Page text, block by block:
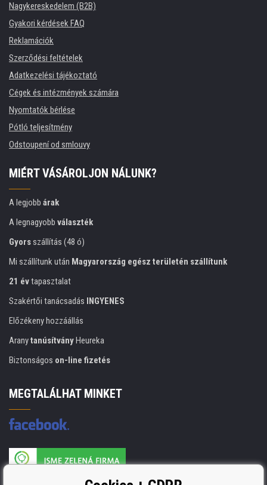
Nagykereskedelem (B2B)
Gyakori kérdések FAQ
Reklamációk
Szerződési feltételek
Adatkezelési tájékoztató
Cégek és intézmények számára
Nyomtatók bérlése
Pótló teljesítmény
Odstoupení od smlouvy
MIÉRT VÁSÁROLJON NÁLUNK?
A legjobb árak
A legnagyobb választék
Gyorsszállítás (48 ó)
Mi szállítunk után Magyarország egész területén szállítunk
21 évtapasztalat
Szakértői tanácsadás INGYENES
Előzékeny hozzáállás
AranytanúsítványHeureka
Biztonságos on-line fizetés
MEGTALÁLHAT MINKET
A nyomtatási kellékek gyártója ISO 9001 tanúsítvánnyal rendelkezik